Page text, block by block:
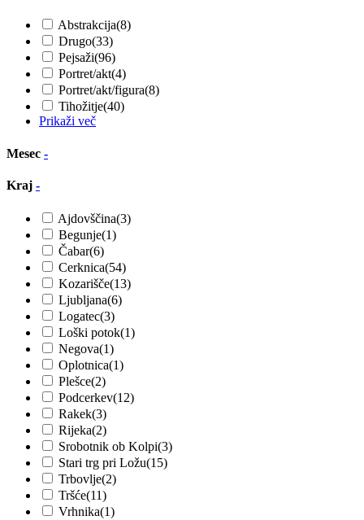
Abstrakcija(8)
Drugo(33)
Pejsaži(96)
Portret/akt(4)
Portret/akt/figura(8)
Tihožitje(40)
Prikaži več
Mesec -
Kraj -
Ajdovščina(3)
Begunje(1)
Čabar(6)
Cerknica(54)
Kozarišče(13)
Ljubljana(6)
Logatec(3)
Loški potok(1)
Negova(1)
Oplotnica(1)
Plešce(2)
Podcerkev(12)
Rakek(3)
Rijeka(2)
Srobotnik ob Kolpi(3)
Stari trg pri Ložu(15)
Trbovlje(2)
Tršće(11)
Vrhnika(1)